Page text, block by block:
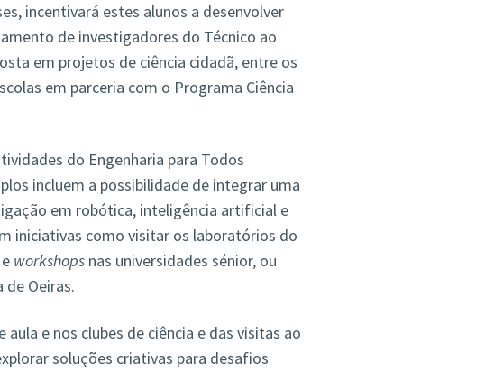
incentivará estes alunos a desenvolver
de investigadores do Técnico ao
em projetos de ciência cidadã, entre os
em parceria com o Programa Ciência
do Engenharia para Todos
incluem a possibilidade de integrar uma
em robótica, inteligência artificial e
iniciativas como visitar os laboratórios do
workshopsnas universidades sénior, ou
de Oeiras.
e nos clubes de ciência e das visitas ao
soluções criativas para desafios